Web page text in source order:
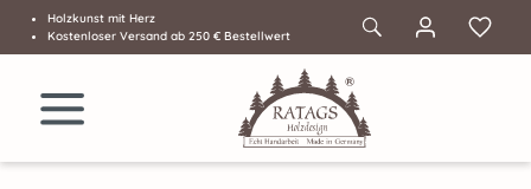
Zum Hauptinhalt springen
Holzkunst mit Herz
Kostenloser Versand ab 250 € Bestellwert